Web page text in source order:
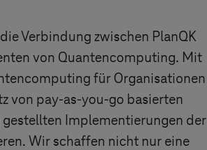
Verbindung zwischen PlanQK
von Quantencomputing. Mit
für Organisationen
von pay-as-you-go basierten
Implementierungen der
Wir schaffen nicht nur eine